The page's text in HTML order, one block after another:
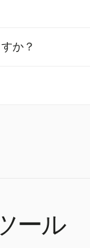
ートを確保し、
か？
を使用した競合
ール